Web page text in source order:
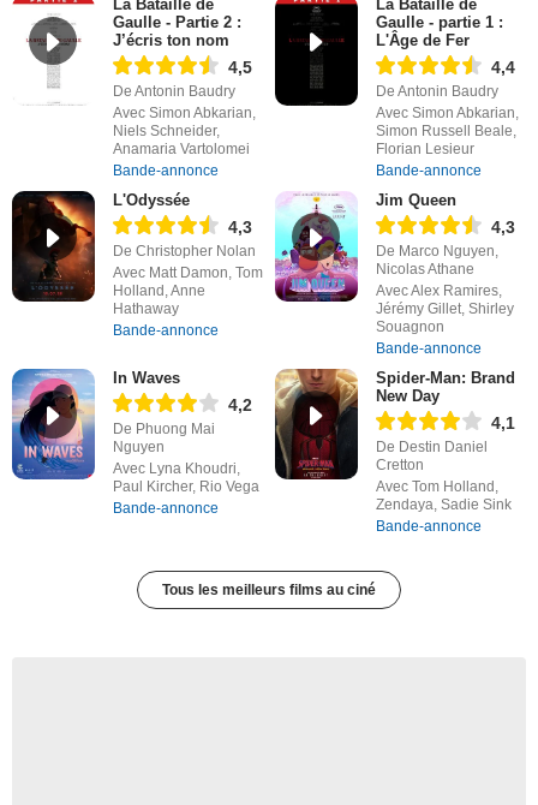
La Bataille de
Gaulle - Partie 2 :
J’écris ton nom
4,5
De Antonin Baudry
Avec Simon Abkarian,
Niels Schneider,
Anamaria Vartolomei
Bande-annonce
La Bataille de
Gaulle - partie 1 :
L'Âge de Fer
4,4
De Antonin Baudry
Avec Simon Abkarian,
Simon Russell Beale,
Florian Lesieur
Bande-annonce
L'Odyssée
4,3
De Christopher Nolan
Avec Matt Damon, Tom
Holland, Anne
Hathaway
Bande-annonce
Jim Queen
4,3
De Marco Nguyen,
Nicolas Athane
Avec Alex Ramires,
Jérémy Gillet, Shirley
Souagnon
Bande-annonce
In Waves
4,2
De Phuong Mai
Nguyen
Avec Lyna Khoudri,
Paul Kircher, Rio Vega
Bande-annonce
Spider-Man: Brand
New Day
4,1
De Destin Daniel
Cretton
Avec Tom Holland,
Zendaya, Sadie Sink
Bande-annonce
Tous les meilleurs films au ciné